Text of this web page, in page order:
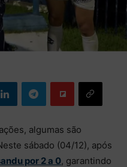
algumas são
sábado (04/12), após
por 2 a 0, garantindo